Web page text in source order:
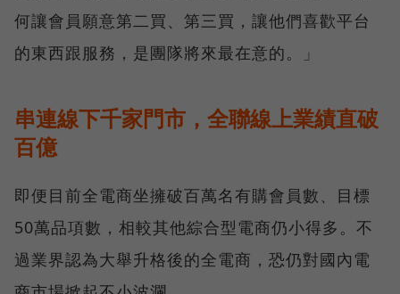
何讓會員願意第二買、第三買，讓他們喜歡平台
的東西跟服務，是團隊將來最在意的。」
串連線下千家門市，全聯線上業績直破
百億
即便目前全電商坐擁破百萬名有購會員數、目標
50萬品項數，相較其他綜合型電商仍小得多。不
過業界認為大舉升格後的全電商，恐仍對國內電